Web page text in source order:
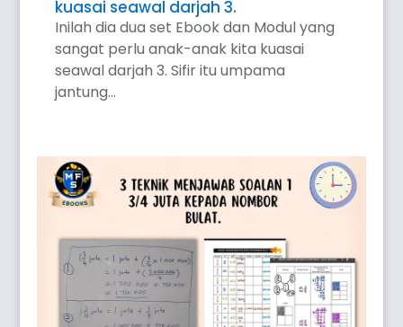
kuasai seawal darjah 3.
Inilah dia dua set Ebook dan Modul yang
sangat perlu anak-anak kita kuasai
seawal darjah 3. Sifir itu umpama
jantung...